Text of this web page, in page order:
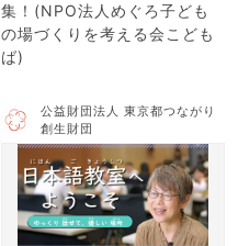
集！(NPO法人めぐろ子ども
の場づくりを考える会こども
ば)
公益財団法人 東京都つながり
創生財団